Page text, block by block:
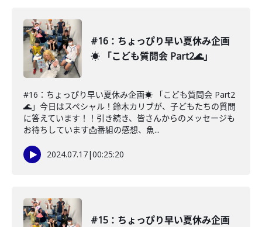
#16：ちょっぴり早い夏休み企画
☀️ 「こども質問会 Part2🌊」
#16：ちょっぴり早い夏休み企画☀️ 「こども質問会 Part2
🌊」今日はスペシャル！鈴木カリブが、子どもたちの質問
に答えています！！引き続き、皆さんからのメッセージも
お待ちしています📩番組の感想、魚...
2024.07.17|00:25:20
#15：ちょっぴり早い夏休み企画